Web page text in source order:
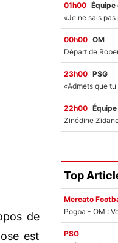
de
est
01h00 Équipe
00h00 OM
23h00 PSG
22h00
Top
Mercato
Pogba - OM :
PSG